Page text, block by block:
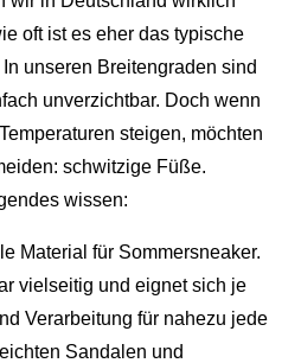
oft ist es eher das typische
unseren Breitengraden sind
unverzichtbar. Doch wenn
steigen, möchten
schwitzige Füße.
wissen:
Material für Sommersneaker.
vielseitig und eignet sich je
Verarbeitung für nahezu jede
Sandalen und